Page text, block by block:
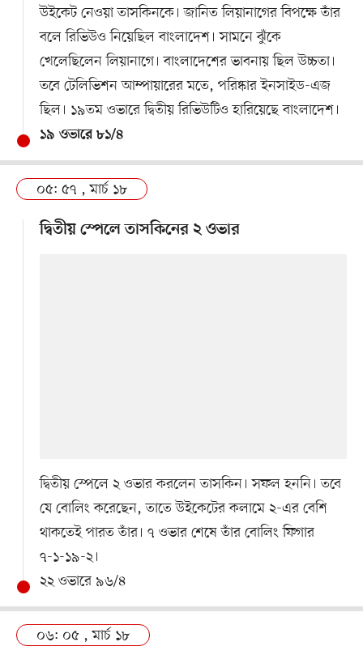
উইকেট নেওয়া তাসকিনকে। জানিত লিয়ানাগের বিপক্ষে তাঁর
বলে রিভিউও নিয়েছিল বাংলাদেশ। সামনে ঝুঁকে
খেলেছিলেন লিয়ানাগে। বাংলাদেশের ভাবনায় ছিল উচ্চতা।
তবে টেলিভিশন আম্পায়ারের মতে, পরিষ্কার ইনসাইড-এজ
ছিল। ১৯তম ওভারে দ্বিতীয় রিভিউটিও হারিয়েছে বাংলাদেশ।
১৯ ওভারে ৮১/৪
০৫: ৫৭ , মার্চ ১৮
দ্বিতীয় স্পেলে তাসকিনের ২ ওভার
দ্বিতীয় স্পেলে ২ ওভার করলেন তাসকিন। সফল হননি। তবে
যে বোলিং করেছেন, তাতে উইকেটের কলামে ২-এর বেশি
থাকতেই পারত তাঁর। ৭ ওভার শেষে তাঁর বোলিং ফিগার
৭-১-১৯-২।
২২ ওভারে ৯৬/৪
০৬: ০৫ , মার্চ ১৮